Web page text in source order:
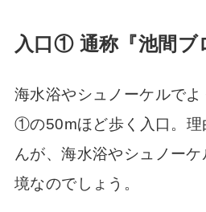
入口① 通称『池間ブ
海水浴やシュノーケルでよ
①の50mほど歩く入口。理
んが、海水浴やシュノー
境なのでしょう。